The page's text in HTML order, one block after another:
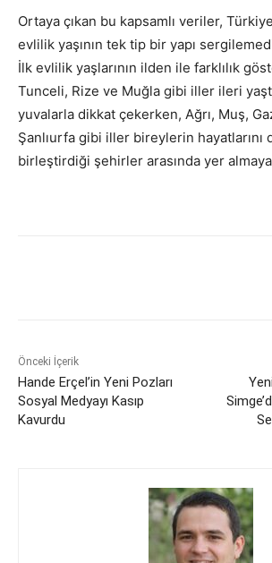
Ortaya çıkan bu kapsamlı veriler,
evlilik yaşının tek tip bir yapı
İlk evlilik yaşlarının ilden ile farklılık
Tunceli, Rize ve Muğla gibi iller ileri
yuvalarla dikkat çekerken, Ağrı, Muş,
Şanlıurfa gibi iller bireylerin hayatlarını
birleştirdiği şehirler arasında yer
Önceki İçerik
Hande Erçel’in Yeni Pozları
Sosyal Medyayı Kasıp
Kavurdu